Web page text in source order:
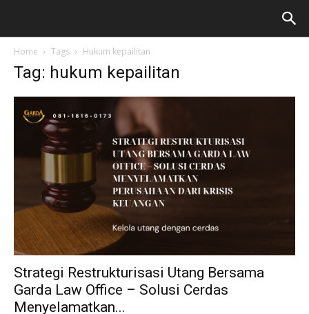
Home Tags Hukum kepailitan
Tag: hukum kepailitan
Strategi Restrukturisasi Utang Bersama
Garda Law Office – Solusi Cerdas
Menyelamatkan...